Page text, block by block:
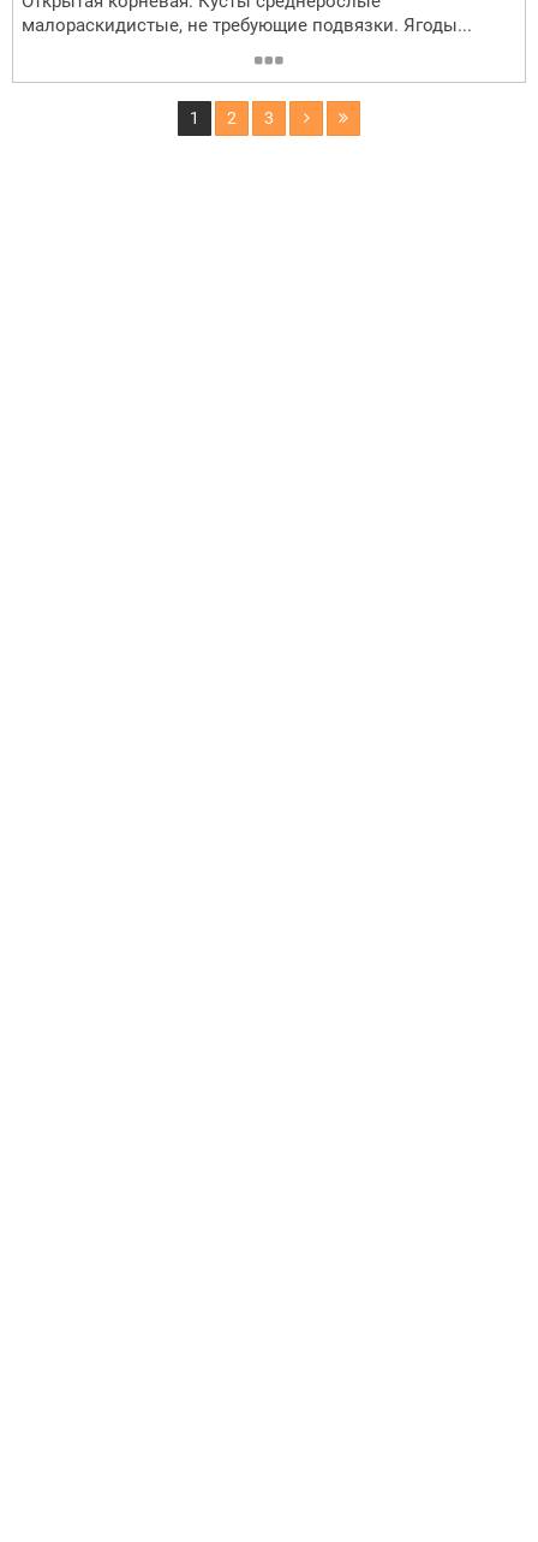
малораскидистые, не требующие подвязки. Ягоды...
1 2 3